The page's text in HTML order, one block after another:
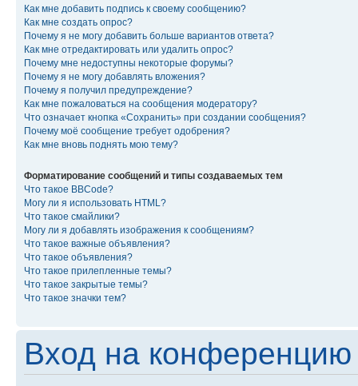
Как мне добавить подпись к своему сообщению?
Как мне создать опрос?
Почему я не могу добавить больше вариантов ответа?
Как мне отредактировать или удалить опрос?
Почему мне недоступны некоторые форумы?
Почему я не могу добавлять вложения?
Почему я получил предупреждение?
Как мне пожаловаться на сообщения модератору?
Что означает кнопка «Сохранить» при создании сообщения?
Почему моё сообщение требует одобрения?
Как мне вновь поднять мою тему?
Форматирование сообщений и типы создаваемых тем
Что такое BBCode?
Могу ли я использовать HTML?
Что такое смайлики?
Могу ли я добавлять изображения к сообщениям?
Что такое важные объявления?
Что такое объявления?
Что такое прилепленные темы?
Что такое закрытые темы?
Что такое значки тем?
Вход на конференцию